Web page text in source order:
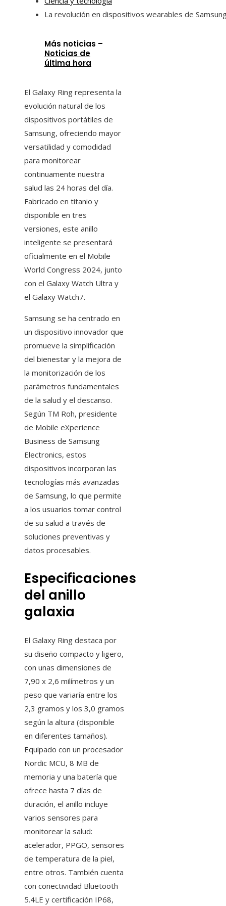
La revolución en dispositivos wearables de
Más noticias –
Noticias de
última hora
El Galaxy Ring representa la
evolución natural de los
dispositivos portátiles de
Samsung, ofreciendo mayor
versatilidad y comodidad
para monitorear
continuamente nuestra
salud las 24 horas del día.
Fabricado en titanio y
disponible en tres
versiones, este anillo
inteligente se presentará
oficialmente en el Mobile
World Congress 2024, junto
con el Galaxy Watch Ultra y
el Galaxy Watch7.
Samsung se ha centrado en
un dispositivo innovador que
promueve la simplificación
del bienestar y la mejora de
la monitorización de los
parámetros fundamentales
de la salud y el descanso.
Según TM Roh, presidente
de Mobile eXperience
Business de Samsung
Electronics, estos
dispositivos incorporan las
tecnologías más avanzadas
de Samsung, lo que permite
a los usuarios tomar control
de su salud a través de
soluciones preventivas y
datos procesables.
Especificaciones
del anillo
galaxia
El Galaxy Ring destaca por
su diseño compacto y ligero,
con unas dimensiones de
7,90 x 2,6 milímetros y un
peso que variaría entre los
2,3 gramos y los 3,0 gramos
según la altura (disponible
en diferentes tamaños).
Equipado con un procesador
Nordic MCU, 8 MB de
memoria y una batería que
ofrece hasta 7 días de
duración, el anillo incluye
varios sensores para
monitorear la salud:
acelerador, PPGO, sensores
de temperatura de la piel,
entre otros. También cuenta
con conectividad Bluetooth
5.4LE y certificación IP68,